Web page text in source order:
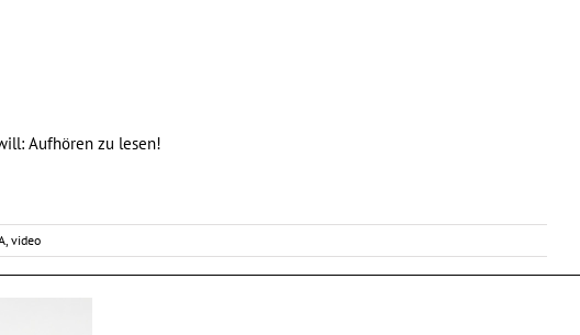
Aufhören zu lesen!
, video